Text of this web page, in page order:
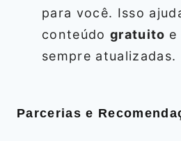
para você. Isso
conteúdo gratuito e
sempre atualizadas.
Parcerias e